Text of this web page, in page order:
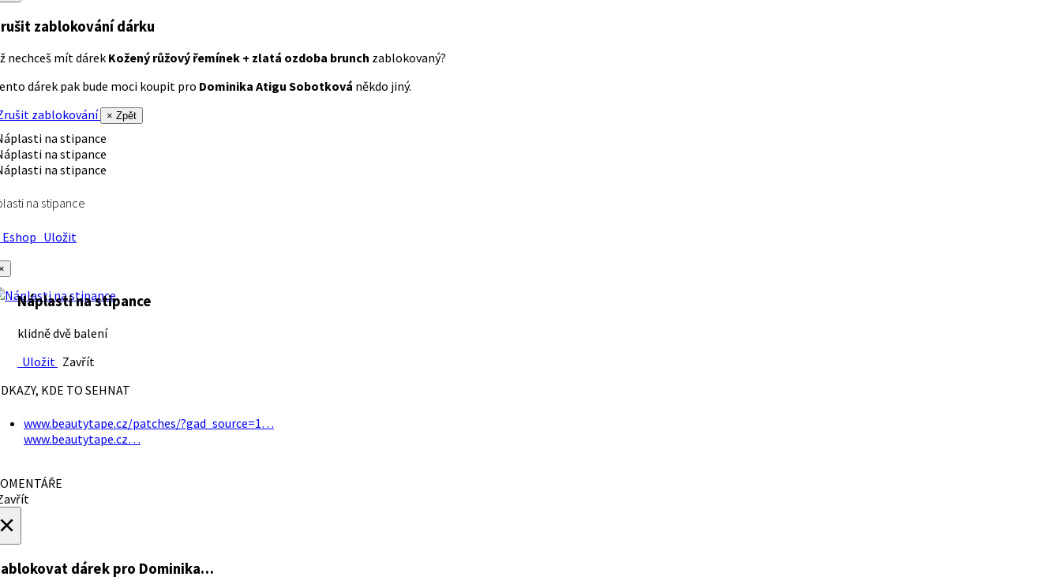
zablokování dárku
nechceš mít dárek Kožený růžový řemínek + zlatá ozdoba brunch zablokovaný?
dárek pak bude moci koupit pro Dominika Atigu Sobotková někdo jiný.
zablokování
× Zpět
na stipance
Uložit
Náplasti na stipance
klidně dvě balení
Uložit Zavřít
KDE TO SEHNAT
www.beautytape.cz/patches/?gad_source=1…
www.beautytape.cz…
dárek pro Dominika…